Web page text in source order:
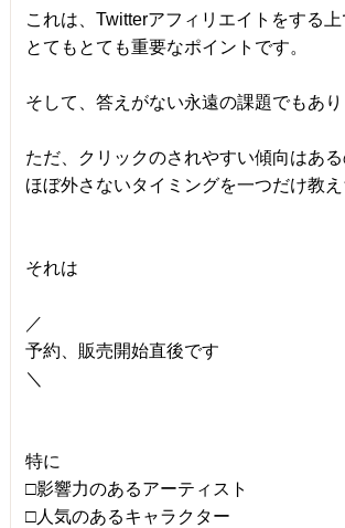
これは、Twitterアフィリエイトをする上
とてもとても重要なポイントです。
そして、答えがない永遠の課題でもあり
ただ、クリックのされやすい傾向はあ
ほぼ外さないタイミングを一つだけ教え
それは
／
予約、販売開始直後です
＼
特に
□影響力のあるアーティスト
□人気のあるキャラクター